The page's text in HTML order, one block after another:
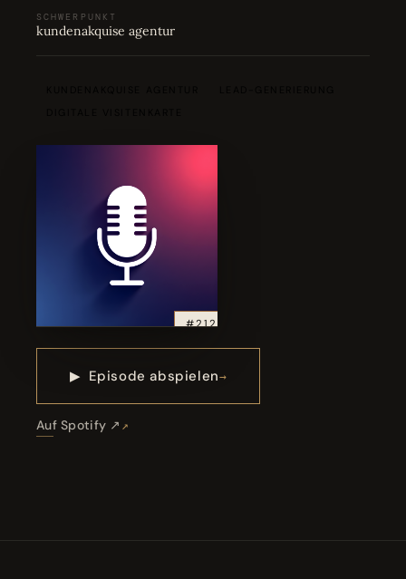
SCHWERPUNKT
kundenakquise agentur
#212
▶ Episode abspielen
Auf Spotify ↗